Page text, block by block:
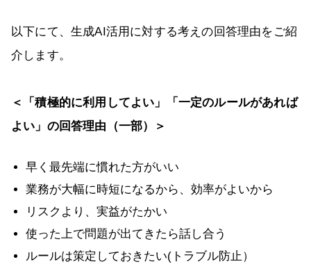
以下にて、生成AI活用に対する考えの回答理由をご紹
介します。
＜「積極的に利用してよい」「一定のルールがあれば
よい」の回答理由（一部）＞
早く最先端に慣れた方がいい
業務が大幅に時短になるから、効率がよいから
リスクより、実益がたかい
使った上で問題が出てきたら話し合う
ルールは策定しておきたい(トラブル防止）